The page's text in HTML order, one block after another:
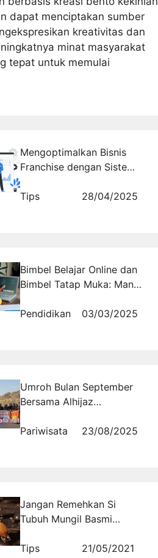
dapat menciptakan sumber
kreativitas dan
minat masyarakat
tepat untuk memulai
Mengoptimalkan Bisnis
Franchise dengan Sistem
Tips
28/04/2025
Bimbel Belajar Online dan
Bimbel Tatap Muka: Mana
Pendidikan
03/03/2025
Umroh Bulan September
Bersama Alhijaz
Ibadah Nyaman dan
Pariwisata 23/08/2025
Jangan Remehkan Si
Tubuh Mungil Basmi
Tips
21/05/2021